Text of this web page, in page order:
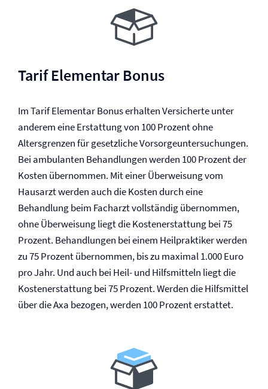
Tarif Elementar Bonus
Im Tarif Elementar Bonus erhalten Versicherte unter
anderem eine Erstattung von 100 Prozent ohne
Altersgrenzen für gesetzliche Vorsorgeuntersuchungen.
Bei ambulanten Behandlungen werden 100 Prozent der
Kosten übernommen. Mit einer Überweisung vom
Hausarzt werden auch die Kosten durch eine
Behandlung beim Facharzt vollständig übernommen,
ohne Überweisung liegt die Kostenerstattung bei 75
Prozent. Behandlungen bei einem Heilpraktiker werden
zu 75 Prozent übernommen, bis zu maximal 1.000 Euro
pro Jahr. Und auch bei Heil- und Hilfsmitteln liegt die
Kostenerstattung bei 75 Prozent. Werden die Hilfsmittel
über die Axa bezogen, werden 100 Prozent erstattet.